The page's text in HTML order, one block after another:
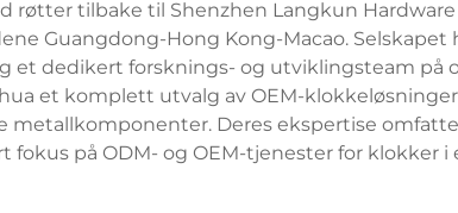
røtter tilbake til Shenzhen Langkun Hardware
Guangdong-Hong Kong-Macao. Selskapet
et dedikert forsknings- og utviklingsteam på
et komplett utvalg av OEM-
metallkomponenter. Deres ekspertise
på ODM- og OEM-tjenester for klokker i